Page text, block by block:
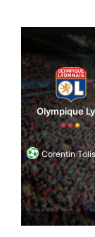
Olympique
Corentin